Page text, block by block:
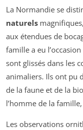
La Normandie se
naturels
aux étendues de
famille a eu
sont glissés dans les
animaliers. Ils ont pu
de la faune et de la
l’homme de la
Les observations